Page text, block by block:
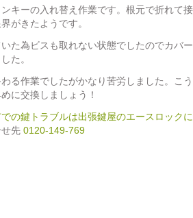
キーの入れ替え作業です。根元で折れて接
がきたようです。
た為ビスも取れない状態でしたのでカバー
た。
る作業でしたがかなり苦労しました。こう
に交換しましょう！
の鍵トラブルは出張鍵屋のエースロックに
先 0120-149-769